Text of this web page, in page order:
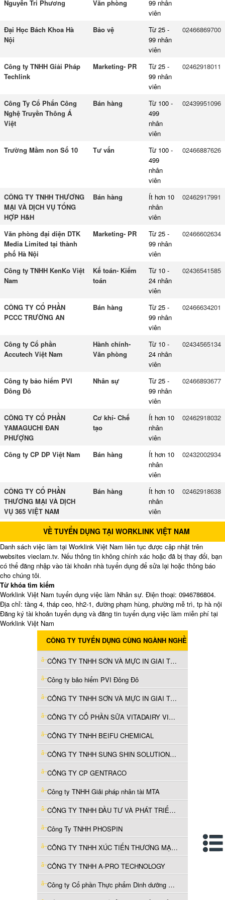
Nguyễn Tri Phương Văn phòng
99 nhân
viên
Đại Học Bách Khoa Hà
Nội
Bảo vệ
Từ 25 -
99 nhân
viên
02466869700
Công ty TNHH Giải Pháp
Techlink
Marketing- PR
Từ 25 -
99 nhân
viên
02462918011
Công Ty Cổ Phẩn Công
Nghệ Truyền Thông Á
Việt
Bán hàng
Từ 100 -
499
nhân
viên
02439951096
Trường Mầm non Số 10 Tư vấn
Từ 100 -
499
nhân
viên
02466887626
CÔNG TY TNHH THƯƠNG
MẠI VÀ DỊCH VỤ TỔNG
HỢP H&H
Bán hàng
Ít hơn 10
nhân
viên
02462917991
Văn phòng đại diện DTK
Media Limited tại thành
phố Hà Nội
Marketing- PR
Từ 25 -
99 nhân
viên
02466602634
Công ty TNHH KenKo Việt
Nam
Kế toán- Kiểm
toán
Từ 10 -
24 nhân
viên
02436541585
CÔNG TY CỔ PHẦN
PCCC TRƯỜNG AN
Bán hàng
Từ 25 -
99 nhân
viên
02466634201
Công ty Cổ phần
Accutech Việt Nam
Hành chính-
Văn phòng
Từ 10 -
24 nhân
viên
02434565134
Công ty bảo hiểm PVI
Đông Đô
Nhân sự
Từ 25 -
99 nhân
viên
02466893677
CÔNG TY CỔ PHẦN
YAMAGUCHI ĐAN
PHƯỢNG
Cơ khí- Chế
tạo
Ít hơn 10
nhân
viên
02462918032
Công ty CP DP Việt Nam Bán hàng
Ít hơn 10
nhân
viên
02432002934
CÔNG TY CỔ PHẦN
THƯƠNG MẠI VÀ DỊCH
VỤ 365 VIỆT NAM
Bán hàng
Ít hơn 10
nhân
viên
02462918638
VỀ TUYỂN DỤNG TẠI WORKLINK VIỆT NAM
Danh sách việc làm tại Worklink Việt Nam liên tục được cập nhật trên
websites vieclam.tv. Nếu thông tin không chính xác hoặc đã bị thay đổi, bạn
có thể đăng nhập vào tài khoản nhà tuyển dụng để sửa lại hoặc thông báo
cho chúng tôi.
Từ khóa tìm kiếm
Worklink Việt Nam tuyển dụng việc làm Nhân sự. Điện thoại: 0946786804.
Địa chỉ: tầng 4, tháp ceo, hh2-1, đường phạm hùng, phường mễ trì, tp hà nội
Đăng ký tài khoản tuyển dụng và đăng tin tuyển dụng việc làm miễn phí tại
Worklink Việt Nam
CÔNG TY TUYỂN DỤNG CÙNG NGÀNH NGHỀ
CÔNG TY TNHH SƠN VÀ MỰC IN GIAI THĂNG VIỆT NAM
Công ty bảo hiểm PVI Đông Đô
CÔNG TY TNHH SƠN VÀ MỰC IN GIAI THĂNG VIỆT NAM
CÔNG TY CỔ PHẦN SỮA VITADAIRY VIỆT NAM
CÔNG TY TNHH BEIFU CHEMICAL
CÔNG TY TNHH SUNG SHIN SOLUTION ( Việt Nam)
CÔNG TY CP GENTRACO
Công ty TNHH Giải pháp nhân tài MTA
CÔNG TY TNHH ĐẦU TƯ VÀ PHÁT TRIỂN NGUỒN NHÂN LỰC PITSCO
Công Ty TNHH PHOSPIN
CÔNG TY TNHH XÚC TIẾN THƯƠNG MẠI VÀ BÁN LẺ ĐIỆN TỬ THN
CÔNG TY TNHH A-PRO TECHNOLOGY
Công ty Cổ phần Thực phẩm Dinh dưỡng Nutifood